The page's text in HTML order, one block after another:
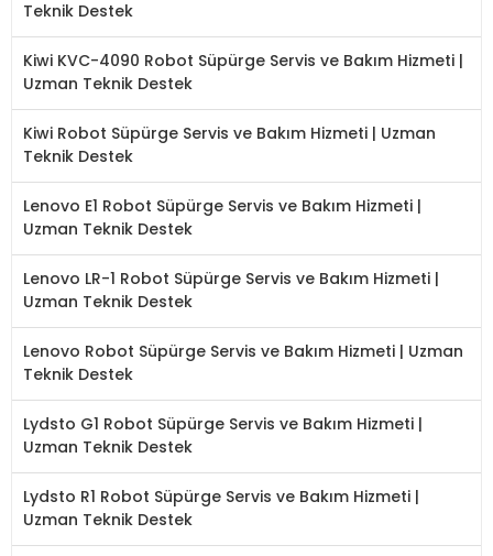
Teknik Destek
Kiwi KVC-4090 Robot Süpürge Servis ve Bakım Hizmeti |
Uzman Teknik Destek
Kiwi Robot Süpürge Servis ve Bakım Hizmeti | Uzman
Teknik Destek
Lenovo E1 Robot Süpürge Servis ve Bakım Hizmeti |
Uzman Teknik Destek
Lenovo LR-1 Robot Süpürge Servis ve Bakım Hizmeti |
Uzman Teknik Destek
Lenovo Robot Süpürge Servis ve Bakım Hizmeti | Uzman
Teknik Destek
Lydsto G1 Robot Süpürge Servis ve Bakım Hizmeti |
Uzman Teknik Destek
Lydsto R1 Robot Süpürge Servis ve Bakım Hizmeti |
Uzman Teknik Destek